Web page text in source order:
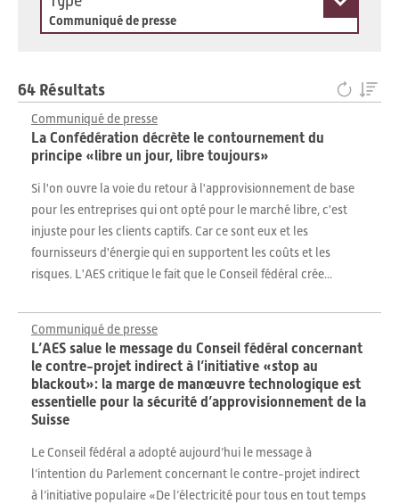
Communiqué de presse
64 Résultats
Communiqué de presse
La Confédération décrète le contournement du
principe «libre un jour, libre toujours»
Si l'on ouvre la voie du retour à l'approvisionnement de base
pour les entreprises qui ont opté pour le marché libre, c'est
injuste pour les clients captifs. Car ce sont eux et les
fournisseurs d'énergie qui en supportent les coûts et les
risques. L'AES critique le fait que le Conseil fédéral crée...
Communiqué de presse
L’AES salue le message du Conseil fédéral concernant
le contre-projet indirect à l’initiative «stop au
blackout»: la marge de manœuvre technologique est
essentielle pour la sécurité d’approvisionnement de la
Suisse
Le Conseil fédéral a adopté aujourd’hui le message à
l’intention du Parlement concernant le contre-projet indirect
à l’initiative populaire «De l’électricité pour tous en tout temps